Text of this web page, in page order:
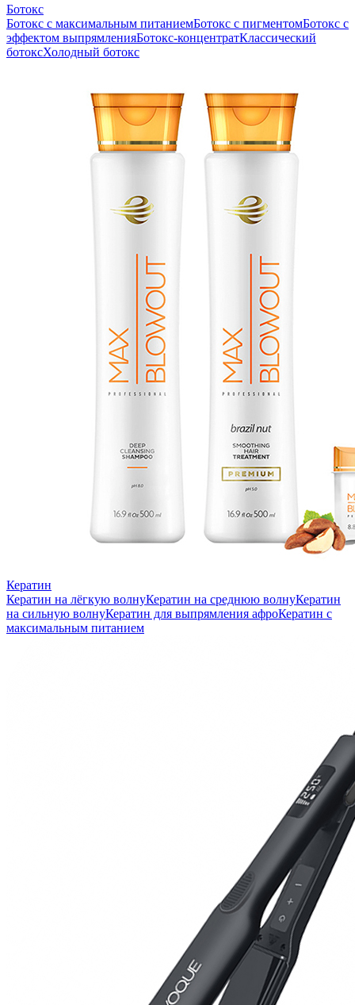
Ботокс
Ботокс с максимальным питаниемБотокс с пигментомБотокс с
эффектом выпрямленияБотокс-концентратКлассический
ботоксХолодный ботокс
Кератин
Кератин на лёгкую волнуКератин на среднюю волнуКератин
на сильную волнуКератин для выпрямления афроКератин с
максимальным питанием